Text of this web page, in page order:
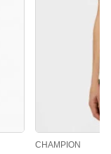
CHAMPION